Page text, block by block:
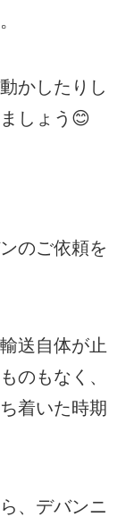
かしたりし
しょう😊
のご依頼を
送自体が止
のもなく、
着いた時期
、デバンニ